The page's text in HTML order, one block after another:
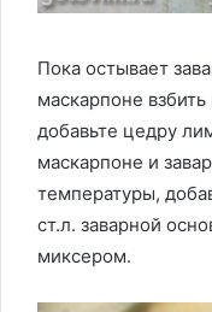
Пока остывает
маскарпоне
добавьте цедру
маскарпоне и
температуры,
ст.л. заварной
миксером.